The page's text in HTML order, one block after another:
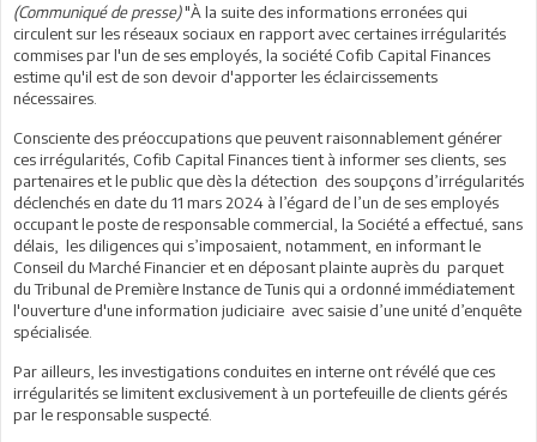
(Communiqué de presse)"À la suite des informations erronées qui
circulent sur les réseaux sociaux en rapport avec certaines irrégularités
commises par l'un de ses employés, la société Cofib Capital Finances
estime qu'il est de son devoir d'apporter les éclaircissements
nécessaires.
Consciente des préoccupations que peuvent raisonnablement générer
ces irrégularités, Cofib Capital Finances tient à informer ses clients, ses
partenaires et le public que dès la détection des soupçons d’irrégularités
déclenchés en date du 11 mars 2024 à l’égard de l’un de ses employés
occupant le poste de responsable commercial, la Société a effectué, sans
délais, les diligences qui s’imposaient, notamment, en informant le
Conseil du Marché Financier et en déposant plainte auprès du parquet
du Tribunal de Première Instance de Tunis qui a ordonné immédiatement
l'ouverture d'une information judiciaire avec saisie d’une unité d’enquête
spécialisée.
Par ailleurs, les investigations conduites en interne ont révélé que ces
irrégularités se limitent exclusivement à un portefeuille de clients gérés
par le responsable suspecté.